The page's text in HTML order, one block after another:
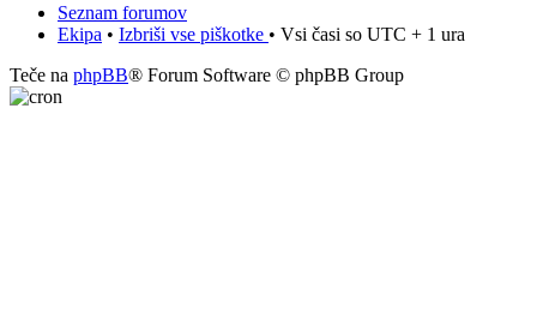
Seznam forumov
Ekipa • Izbriši vse piškotke • Vsi časi so UTC + 1 ura
Teče na phpBB® Forum Software © phpBB Group